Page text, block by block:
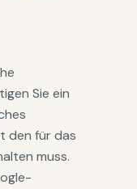
Sie ein
den für das
muss.